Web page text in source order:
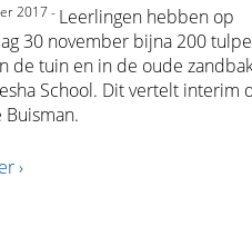
2017 - Leerlingen hebben op
30 november bijna 200
de tuin en in de oude
School. Dit vertelt interim
Buisman.
›